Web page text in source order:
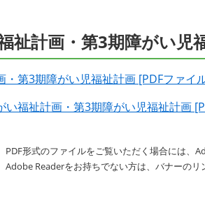
祉計画・第3期障がい児
・第3期障がい児福祉計画 [PDFファイ
い福祉計画・第3期障がい児福祉計画
PDF形式のファイルをご覧いただく場合には、
Adobe Readerをお持ちでない方は、バナーのリ